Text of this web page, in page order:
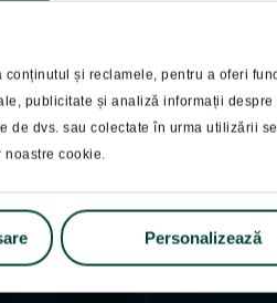
și reclamele, pentru a oferi
publicitate și analiză informații
de dvs. sau colectate în urma utilizării
noastre cookie.
Personalizează
Pastila